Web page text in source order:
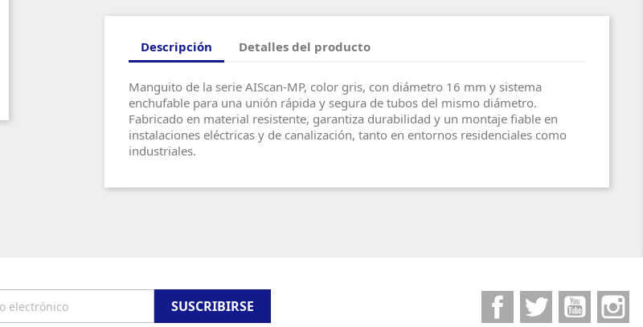
Descripción Detalles del producto
Manguito de la serie AIScan-MP, color gris, con diámetro 16 mm y sistema
enchufable para una unión rápida y segura de tubos del mismo diámetro.
Fabricado en material resistente, garantiza durabilidad y un montaje fiable en
instalaciones eléctricas y de canalización, tanto en entornos residenciales como
industriales.
FacebookTwitter YouTube